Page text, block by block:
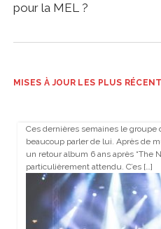
pour la MEL ?
MISES À JOUR LES PLUS
Ces dernières semaines le groupe
beaucoup parler de lui. Après de
un retour album 6 ans après “The
particulièrement attendu. C’es […]